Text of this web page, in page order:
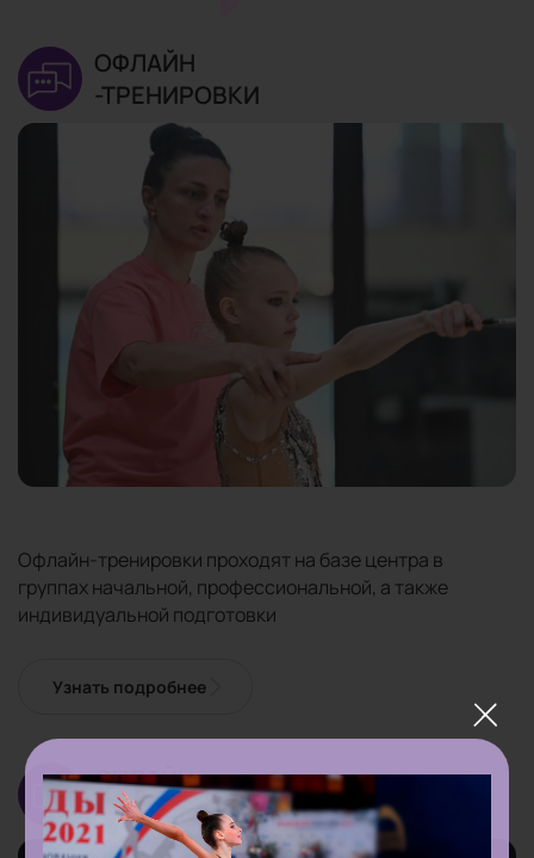
ОФЛАЙН
-ТРЕНИРОВКИ
Офлайн-тренировки проходят на базе центра в
группах начальной, профессиональной, а также
индивидуальной подготовки
Узнать подробнее
ОНЛАЙН
-ТРЕНИРОВКИ